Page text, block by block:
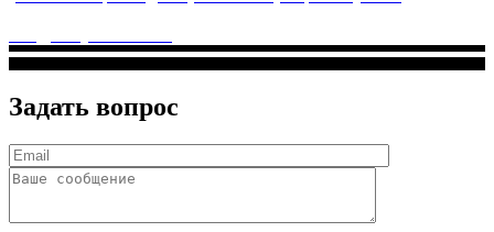
Задать вопрос